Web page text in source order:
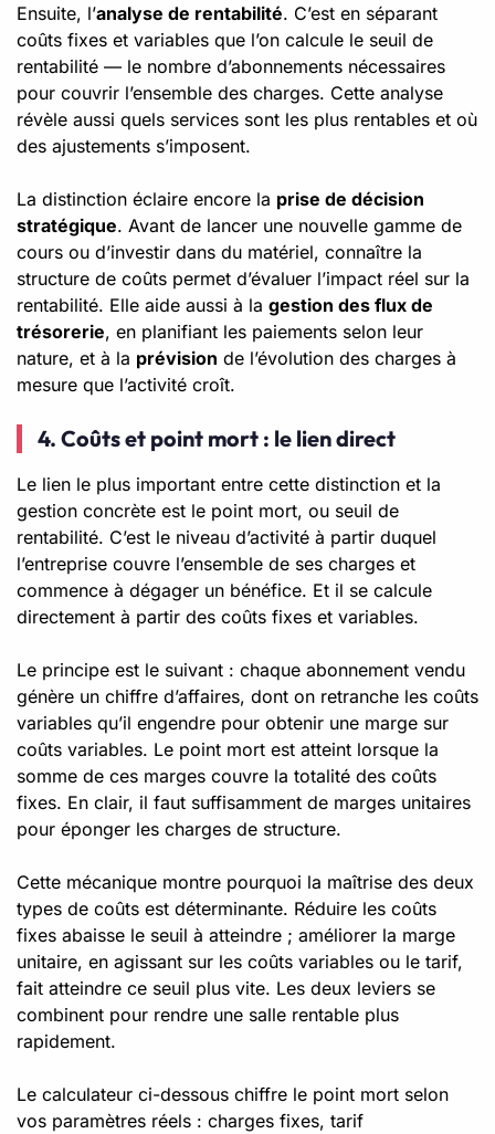
Ensuite, l’analyse de rentabilité. C’est en séparant
coûts fixes et variables que l’on calcule le seuil de
rentabilité — le nombre d’abonnements nécessaires
pour couvrir l’ensemble des charges. Cette analyse
révèle aussi quels services sont les plus rentables et où
des ajustements s’imposent.
La distinction éclaire encore la prise de décision
stratégique. Avant de lancer une nouvelle gamme de
cours ou d’investir dans du matériel, connaître la
structure de coûts permet d’évaluer l’impact réel sur la
rentabilité. Elle aide aussi à la gestion des flux de
trésorerie, en planifiant les paiements selon leur
nature, et à la prévision de l’évolution des charges à
mesure que l’activité croît.
4. Coûts et point mort : le lien direct
Le lien le plus important entre cette distinction et la
gestion concrète est le point mort, ou seuil de
rentabilité. C’est le niveau d’activité à partir duquel
l’entreprise couvre l’ensemble de ses charges et
commence à dégager un bénéfice. Et il se calcule
directement à partir des coûts fixes et variables.
Le principe est le suivant : chaque abonnement vendu
génère un chiffre d’affaires, dont on retranche les coûts
variables qu’il engendre pour obtenir une marge sur
coûts variables. Le point mort est atteint lorsque la
somme de ces marges couvre la totalité des coûts
fixes. En clair, il faut suffisamment de marges unitaires
pour éponger les charges de structure.
Cette mécanique montre pourquoi la maîtrise des deux
types de coûts est déterminante. Réduire les coûts
fixes abaisse le seuil à atteindre ; améliorer la marge
unitaire, en agissant sur les coûts variables ou le tarif,
fait atteindre ce seuil plus vite. Les deux leviers se
combinent pour rendre une salle rentable plus
rapidement.
Le calculateur ci-dessous chiffre le point mort selon
vos paramètres réels : charges fixes, tarif